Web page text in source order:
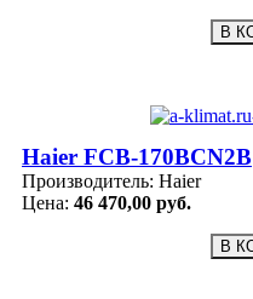
Haier FCB-170BCN2B
Производитель: Haier
Цена: 46 470,00 руб.